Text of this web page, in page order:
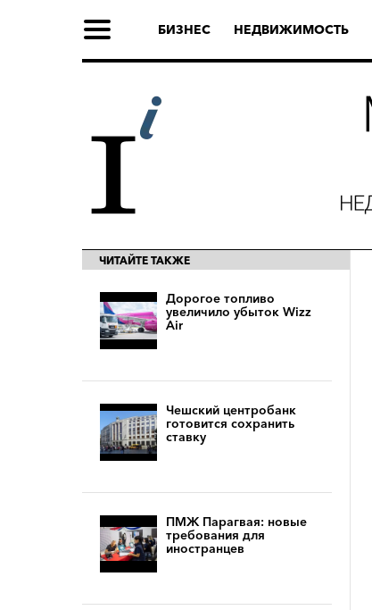
БИЗНЕС НЕДВИЖИМОСТЬ
ЧИТАЙТЕ ТАКЖЕ
Дорогое топливо
увеличило убыток Wizz
Air
Чешский центробанк
готовится сохранить
ставку
ПМЖ Парагвая: новые
требования для
иностранцев